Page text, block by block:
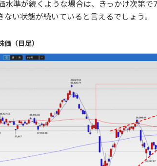
水準が続くような場合は、きっかけ次第
ない状態が続いていると言えるでしょう。
価（日足）